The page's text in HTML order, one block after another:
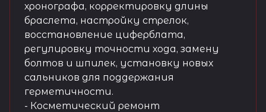
хронографа, корректировку длины
браслета, настройку стрелок,
восстановление циферблата,
регулировку точности хода, замену
болтов и шпилек, установку новых
сальников для поддержания
герметичности.
- Косметический ремонт